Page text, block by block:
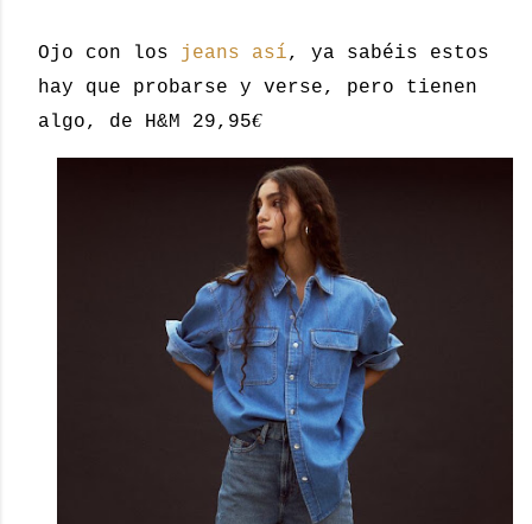
Ojo con los jeans así, ya sabéis estos
hay que probarse y verse, pero tienen
algo, de H&M 29,95€